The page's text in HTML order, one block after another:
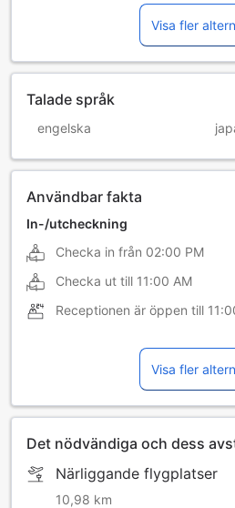
Visa fler
Talade språk
engelska
Användbar fakta
In-/utcheckning
Checka in från 02:00 PM
Checka ut till 11:00 AM
Receptionen är öppen till
Visa fler
Det nödvändiga och dess
Närliggande flygplatser
10,98 km